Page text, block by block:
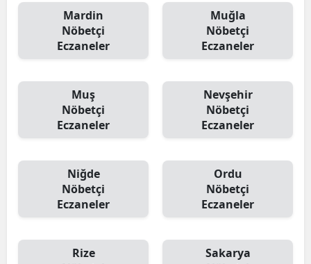
Mardin
Nöbetçi
Eczaneler
Muğla
Nöbetçi
Eczaneler
Muş
Nöbetçi
Eczaneler
Nevşehir
Nöbetçi
Eczaneler
Niğde
Nöbetçi
Eczaneler
Ordu
Nöbetçi
Eczaneler
Rize
Sakarya